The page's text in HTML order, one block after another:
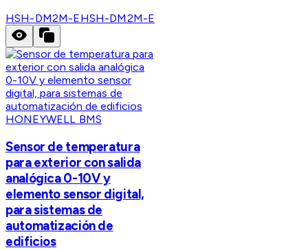
HSH-DM2M-EHSH-DM2M-E
HONEYWELL BMS
Sensor de temperatura
para exterior con salida
analógica 0-10V y
elemento sensor digital,
para sistemas de
automatización de
edificios